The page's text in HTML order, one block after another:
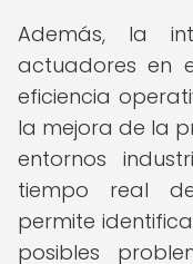
Además, la
actuadores en
eficiencia
la mejora de la
entornos
tiempo real
permite
posibles